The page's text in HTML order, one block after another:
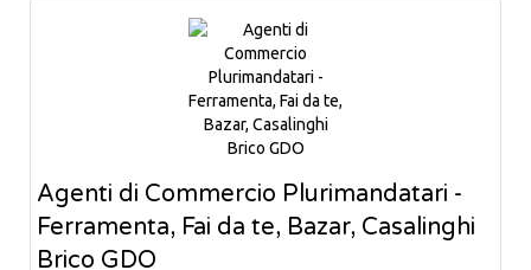
Agenti di Commercio Plurimandatari -
Ferramenta, Fai da te, Bazar, Casalinghi
Brico GDO